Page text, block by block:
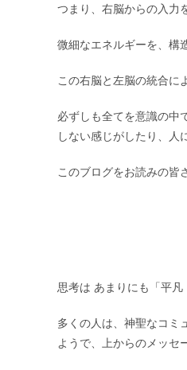
つまり、右脳からの入力
微細なエネルギーを、構
この右脳と左脳の統合に
必ずしも全てを意識の中
しない感じがしたり、人
このブログをお読みの皆
思考は あまりにも「平凡
多くの人は、神聖なコミ
ようで、上からのメッセ